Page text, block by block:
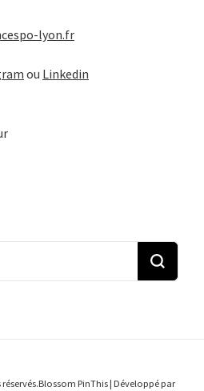
lyon.fr
ou Linkedin
Blossom PinThis | Développé par